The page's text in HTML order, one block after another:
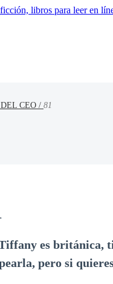
CEO / 81
es británica,
pero si